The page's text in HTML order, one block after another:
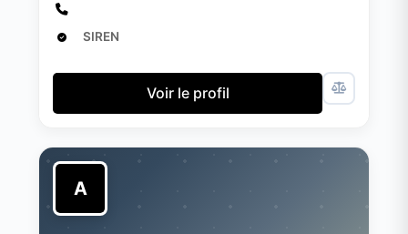
SIREN
Voir le profil
A